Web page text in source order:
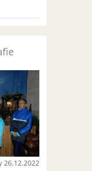
26.12.2022